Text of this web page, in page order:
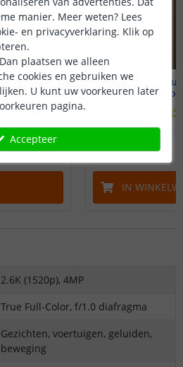
G3
119,99
Aqara
Met
IN
2.6K (1520p), 4MP
True Full-Color, f/1.0 diafragma
Gezichten, voertuigen, geluiden,
beweging
manier. Meer weten? Lees
en privacyverklaring. Klik op
Dan plaatsen we alleen
cookies en gebruiken we
U kunt uw voorkeuren later
pagina.
Accepteer